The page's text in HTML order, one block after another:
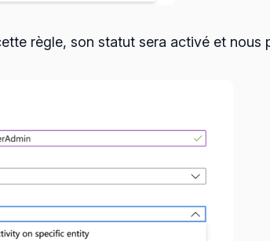
règle, son statut sera activé et